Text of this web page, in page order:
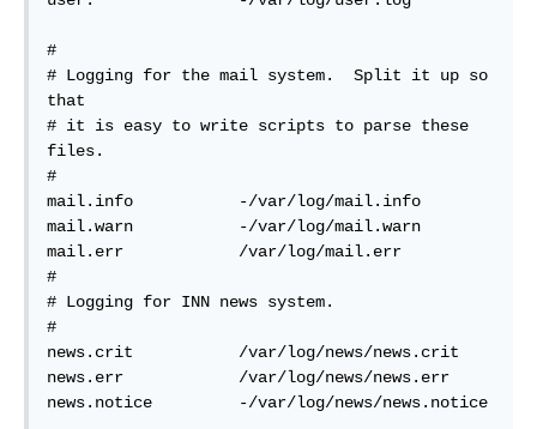
#
# Logging for the mail system.  Split it up so
that
# it is easy to write scripts to parse these
files.
#
mail.info           -/var/log/mail.info
mail.warn           -/var/log/mail.warn
mail.err            /var/log/mail.err
#
# Logging for INN news system.
#
news.crit           /var/log/news/news.crit
news.err            /var/log/news/news.err